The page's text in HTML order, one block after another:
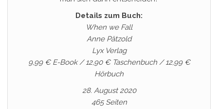
Details zum Buch:
When we Fall
Anne Pätzold
Lyx Verlag
9,99 € E-Book / 12,90 € Taschenbuch / 12,99 €
Hörbuch
28. August 2020
465 Seiten